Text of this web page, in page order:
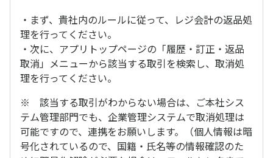
・まず、貴社内のルールに従って、レジ会計の返品処
理を行ってください。
・次に、アプリトップページの「履歴・訂正・返品
取消」メニューから該当する取引を検索し、取消処
理を行ってください。
※ 該当する取引がわからない場合は、ご本社シス
テム管理部門でも、企業管理システムで取消処理は
可能ですので、連携をお願いします。（個人情報は暗
号化されているので、国籍・氏名等の情報確認のた